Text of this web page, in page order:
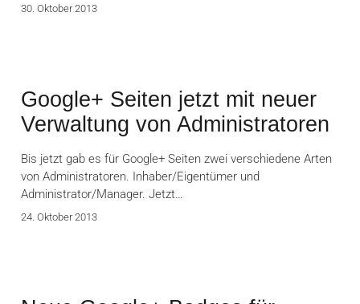
30. Oktober 2013
Google+ Seiten jetzt mit neuer
Verwaltung von Administratoren
Bis jetzt gab es für Google+ Seiten zwei verschiedene Arten
von Administratoren. Inhaber/Eigentümer und
Administrator/Manager. Jetzt…
24. Oktober 2013